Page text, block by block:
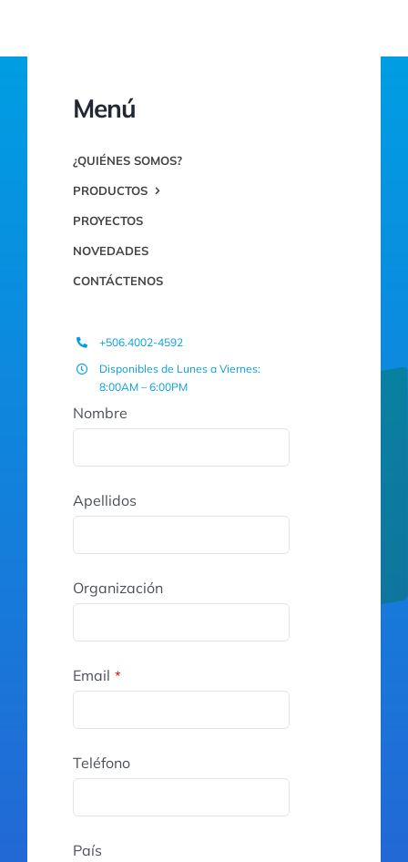
Menú
¿QUIÉNES SOMOS?
PRODUCTOS
PROYECTOS
NOVEDADES
CONTÁCTENOS
+506.4002-4592
Disponibles de Lunes a Viernes:
8:00AM – 6:00PM
Nombre
Apellidos
Organización
Email *
Teléfono
País